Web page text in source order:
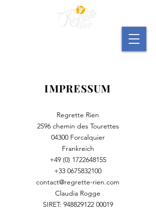
IMPRESSUM
Regrette Rien
2596 chemin des Tourettes
04300 Forcalquier
Frankreich
+49 (0) 1722648155
+33 0675832100
contact@regrette-rien.com
Claudia Rogge
SIRET: 948829122 00019